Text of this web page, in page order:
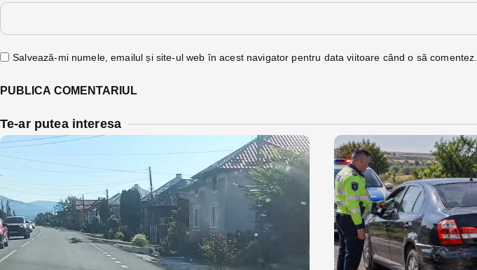
Salvează-mi numele, emailul și site-ul web în acest navigator pentru data viitoare când o să comentez.
Te-ar putea interesa